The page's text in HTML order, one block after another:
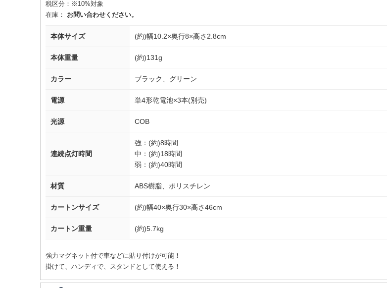
税区分： ※10%対象
在庫：
お問い合わせください。
本体サイズ (約)幅10.2×奥行8×高さ2.8cm
本体重量 (約)131g
カラー ブラック、グリーン
電源 単4形乾電池×3本(別売)
光源 COB
連続点灯時間
強：(約)8時間
中：(約)18時間
弱：(約)40時間
材質 ABS樹脂、ポリスチレン
カートンサイズ (約)幅40×奥行30×高さ46cm
カートン重量 (約)5.7kg
強力マグネット付で車などに貼り付けが可能！
掛けて、ハンディで、スタンドとして使える！